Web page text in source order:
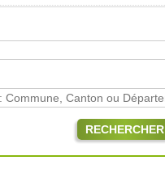
RECHERCHER